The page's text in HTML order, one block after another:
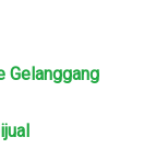
Gelanggang